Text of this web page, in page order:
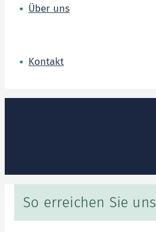
Über uns
Kontakt
So erreichen Sie uns